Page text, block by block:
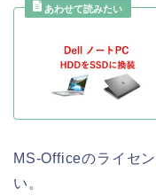
MS-Officeのライセ
い。